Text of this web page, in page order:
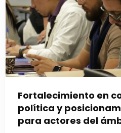
Fortalecimiento en
política y
para actores del